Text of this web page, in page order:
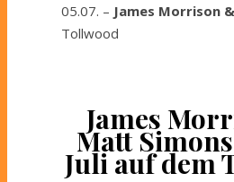
05.07. – James Morrison
Tollwood
James
Matt
Juli auf dem